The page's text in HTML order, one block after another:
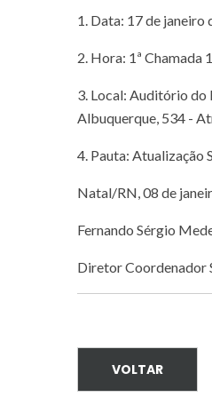
1. Data: 17 de janeiro
2. Hora: 1ª Chamada
3. Local: Auditório do
Albuquerque, 534 -
4. Pauta: Atualização
Natal/RN, 08 de
Fernando Sérgio
Diretor Coordenador
VOLTAR